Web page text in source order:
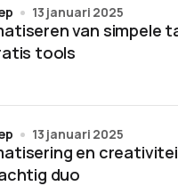
van simpele
tools
13 januari 2025
en
duo
13 januari 2025